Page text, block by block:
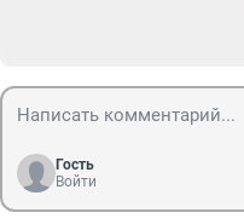
Гость
Войти